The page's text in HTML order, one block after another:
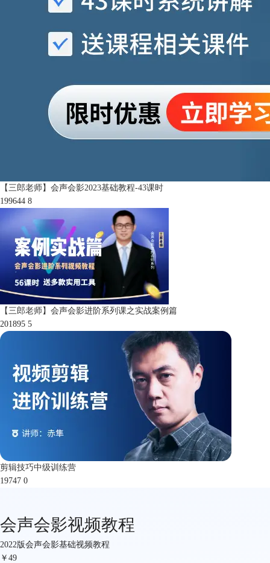
【三郎老师】会声会影2023基础教程-43课时
199644 8
【三郎老师】会声会影进阶系列课之实战案例篇
201895 5
剪辑技巧中级训练营
19747 0
会声会影视频教程
2022版会声会影基础视频教程
￥ 49